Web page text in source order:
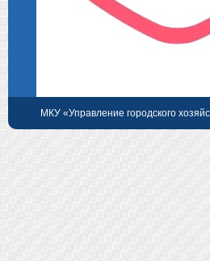
МКУ «Управление городского